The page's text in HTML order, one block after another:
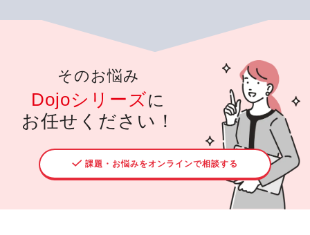
そのお悩み
Dojoシリーズに
お任せください！
課題・お悩みをオンラインで相談する